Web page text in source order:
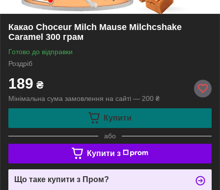
Какао Choceur Milch Mause Milchcshake
Caramel 300 грам
Готово до відправки
Роздріб
189 ₴
Мінімальна сума замовлення на сайті — 200 ₴
Купити
або
Купити з
Що таке купити з Пром?